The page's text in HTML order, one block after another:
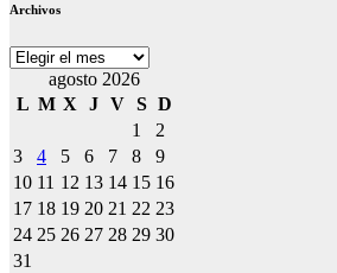
Archivos
Archivos
agosto 2026
L M X J V S D
1
2
3
4 5 6 7 8
9
10 11 12 13 14 15 16
17 18 19 20 21 22 23
24 25 26 27 28 29 30
31